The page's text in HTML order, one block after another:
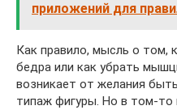
приложений для
Как правило, мысль о том,
бедра или как убрать
возникает от желания
типаж фигуры. Но в том-то